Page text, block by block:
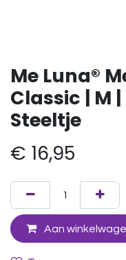
Me Luna®
Classic | M
Steeltje
€ 16,95
Aan